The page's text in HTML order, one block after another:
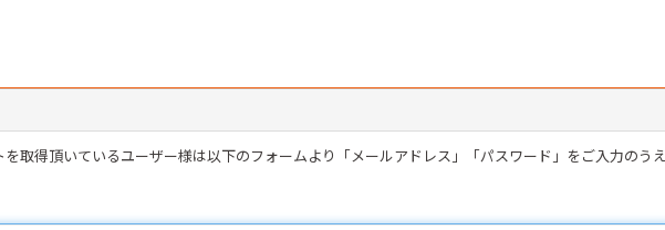
取得頂いているユーザー様は以下のフォームより「メールアドレス」「パスワード」をご入力のう